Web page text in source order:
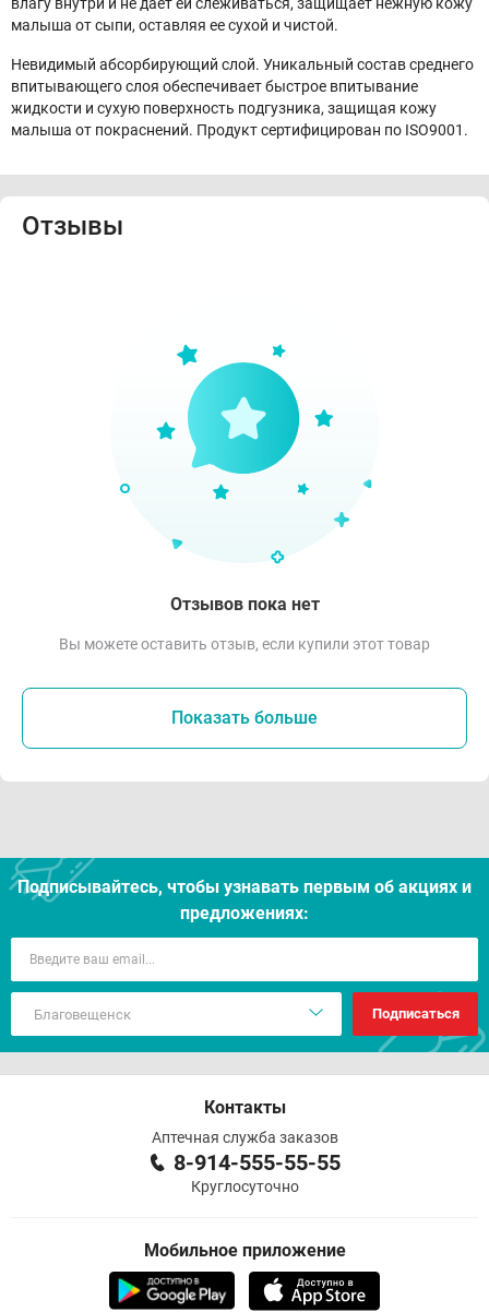
малыша от сыпи, оставляя ее сухой и чистой.
Невидимый абсорбирующий слой. Уникальный состав среднего
впитывающего слоя обеспечивает быстрое впитывание
жидкости и сухую поверхность подгузника, защищая кожу
малыша от покраснений. Продукт сертифицирован по ISO9001.
Отзывы
Отзывов пока нет
Вы можете оставить отзыв, если купили этот товар
Показать больше
Подписывайтесь, чтобы узнавать первым об акцияx и
предложениях:
Подписаться
Контакты
Аптечная служба заказов
8-914-555-55-55
Круглосуточно
Мобильное приложение